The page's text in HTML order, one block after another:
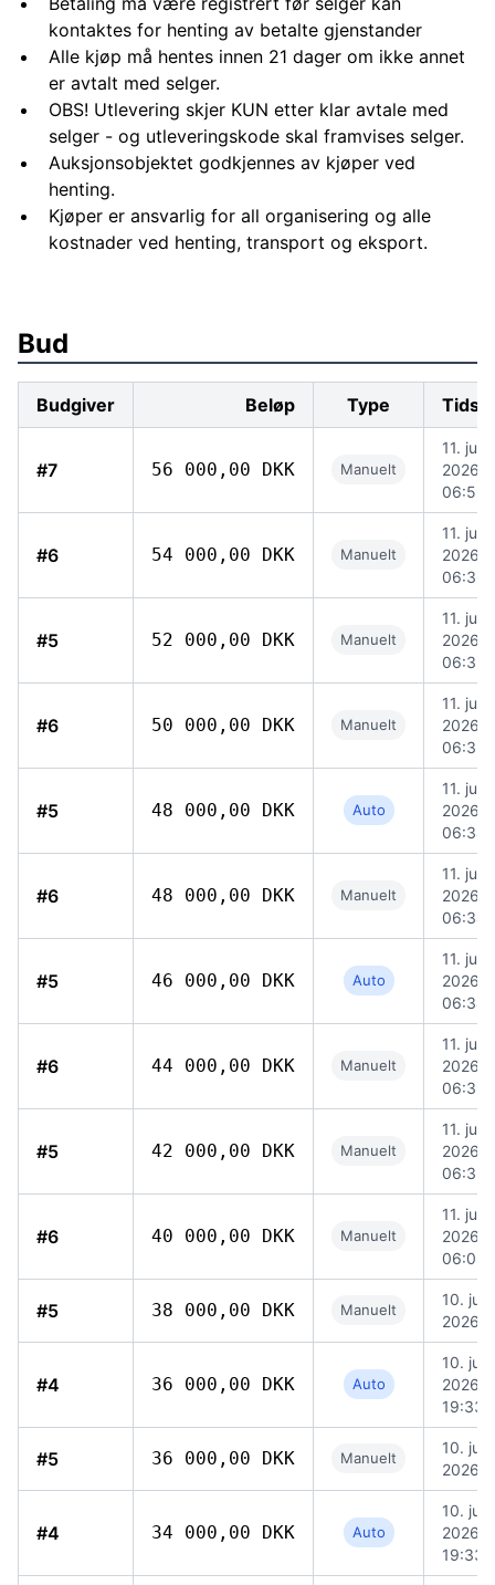
kontaktes for henting av betalte gjenstander
Alle kjøp må hentes innen 21 dager om ikke annet
er avtalt med selger.
OBS! Utlevering skjer KUN etter klar avtale med
selger - og utleveringskode skal framvises selger.
Auksjonsobjektet godkjennes av kjøper ved
henting.
Kjøper er ansvarlig for all organisering og alle
kostnader ved henting, transport og eksport.
Bud
Budgiver Beløp Type
#7 56 000,00 DKK Manuelt
11. juni
2026,
06:59
#6 54 000,00 DKK Manuelt
11. juni
2026,
06:36
#5 52 000,00 DKK Manuelt
11. juni
2026,
06:35
#6 50 000,00 DKK Manuelt
11. juni
2026,
06:35
#5 48 000,00 DKK Auto
11. juni
2026,
06:34
#6 48 000,00 DKK Manuelt
11. juni
2026,
06:34
#5 46 000,00 DKK Auto
11. juni
2026,
06:34
#6 44 000,00 DKK Manuelt
11. juni
2026,
06:33
#5 42 000,00 DKK Manuelt
11. juni
2026,
06:33
#6 40 000,00 DKK Manuelt
11. juni
2026,
06:05
#5 38 000,00 DKK Manuelt
10. juni
2026,
#4 36 000,00 DKK Auto
10. juni
2026,
19:33
#5 36 000,00 DKK Manuelt
10. juni
2026,
#4 34 000,00 DKK Auto
10. juni
2026,
19:33